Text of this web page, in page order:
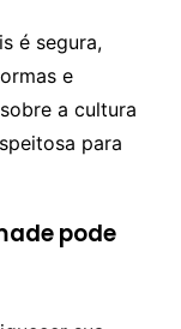
é segura,
e
a cultura
para
pode